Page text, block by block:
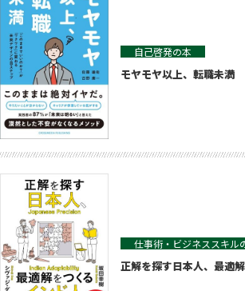
自己啓発の本
モヤモヤ以上、転職未満
仕事術・ビジネススキル
正解を探す日本人、最適